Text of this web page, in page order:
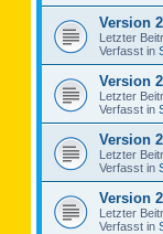
Version
Letzter
Verfasst in
Version
Letzter
Verfasst in
Version
Letzter
Verfasst in
Version
Letzter
Verfasst in